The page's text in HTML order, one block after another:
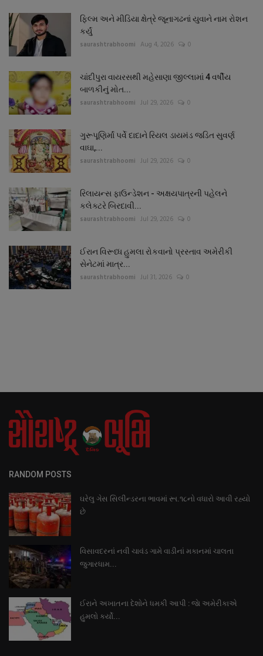
ફિલ્મ અને મીડિયા ક્ષેત્રે જૂનાગઢનાં યુવાને નામ રોશન
કર્યું
saurashtrabhoomi Aug 4, 2026 0
ચાંદીપુરા વાયરસથી મહેસાણા જીલ્લામાં 4 વર્ષીય
બાળકીનું મોત...
saurashtrabhoomi Jul 29, 2026 0
ગુરૂપૂણિર્માં પર્વે દાદાને રિયલ ડાયમંડ જડિત સુવર્ણ
વાઘા,...
saurashtrabhoomi Jul 29, 2026 0
રિલાયન્સ ફાઉન્ડેશન - અક્ષયપાત્રની પહેલને
કલેક્ટરે બિરદાવી...
saurashtrabhoomi Jul 29, 2026 0
ઈરાન વિરૂધ્ધ હુમલા રોકવાનો પ્રસ્તાવ અમેરીકી
સેનેટમાં માત્ર...
saurashtrabhoomi Jul 31, 2026 0
RANDOM POSTS
ઘરેલુ ગેસ સિલીન્ડરના ભાવમાં રૂા.૧૮નો વધારો આવી રહ્યો
છે
વિસાવદરનાં નવી ચાવંડ ગામે વાડીનાં મકાનમાં ચાલતા
જુગારધામ...
ઈરાને અખાતના દેશોને ધમકી આપી : જાે અમેરીકાએ
હુમલો કર્યો...